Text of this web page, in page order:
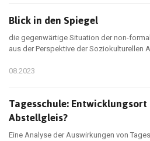
Blick in den Spiegel
die gegenwärtige Situation der non-
aus der Perspektive der Soziokulturellen
08.2023
Tagesschule:
Abstellgleis?
Eine Analyse der Auswirkungen von